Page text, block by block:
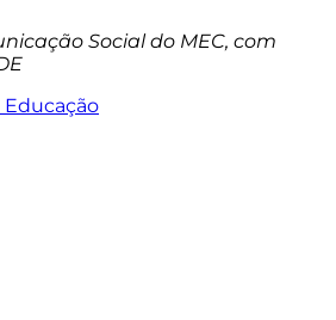
Social do MEC, com